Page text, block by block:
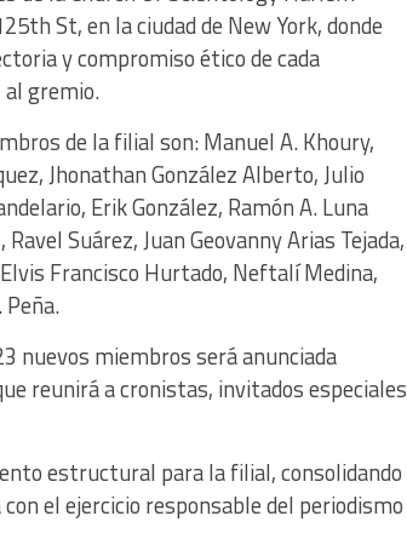
St, en la ciudad de New York, donde
y compromiso ético de cada
gremio.
de la filial son: Manuel A. Khoury,
Jhonathan González Alberto, Julio
Erik González, Ramón A. Luna
Suárez, Juan Geovanny Arias Tejada,
Francisco Hurtado, Neftalí Medina,
nuevos miembros será anunciada
reunirá a cronistas, invitados especiales
estructural para la filial, consolidando
el ejercicio responsable del periodismo